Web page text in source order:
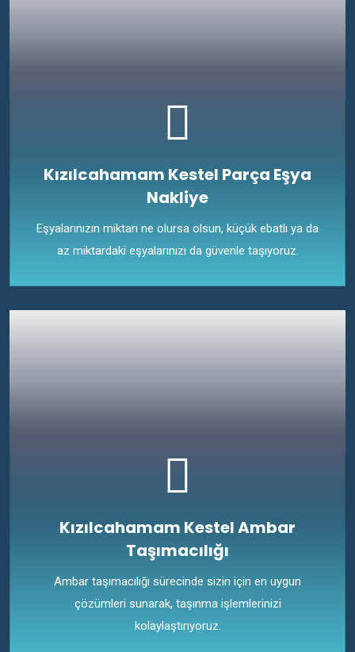
Kızılcahamam Kestel Parça Eşya
Nakliye
Eşyalarınızın miktarı ne olursa olsun, küçük ebatlı ya da
az miktardaki eşyalarınızı da güvenle taşıyoruz.
Kızılcahamam Kestel Ambar
Taşımacılığı
Ambar taşımacılığı sürecinde sizin için en uygun
çözümleri sunarak, taşınma işlemlerinizi
kolaylaştırıyoruz.